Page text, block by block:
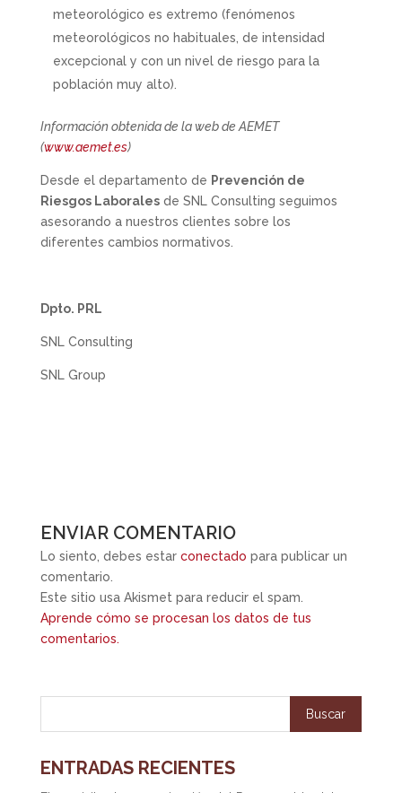
meteorológico es extremo (fenómenos
meteorológicos no habituales, de intensidad
excepcional y con un nivel de riesgo para la
población muy alto).
Información obtenida de la web de AEMET
(www.aemet.es)
Desde el departamento de Prevención de
Riesgos Laboralesde SNL Consulting seguimos
asesorando a nuestros clientes sobre los
diferentes cambios normativos.
Dpto. PRL
SNL Consulting
SNL Group
ENVIAR COMENTARIO
Lo siento, debes estar conectado para publicar un
comentario.
Este sitio usa Akismet para reducir el spam.
Aprende cómo se procesan los datos de tus
comentarios.
ENTRADAS RECIENTES